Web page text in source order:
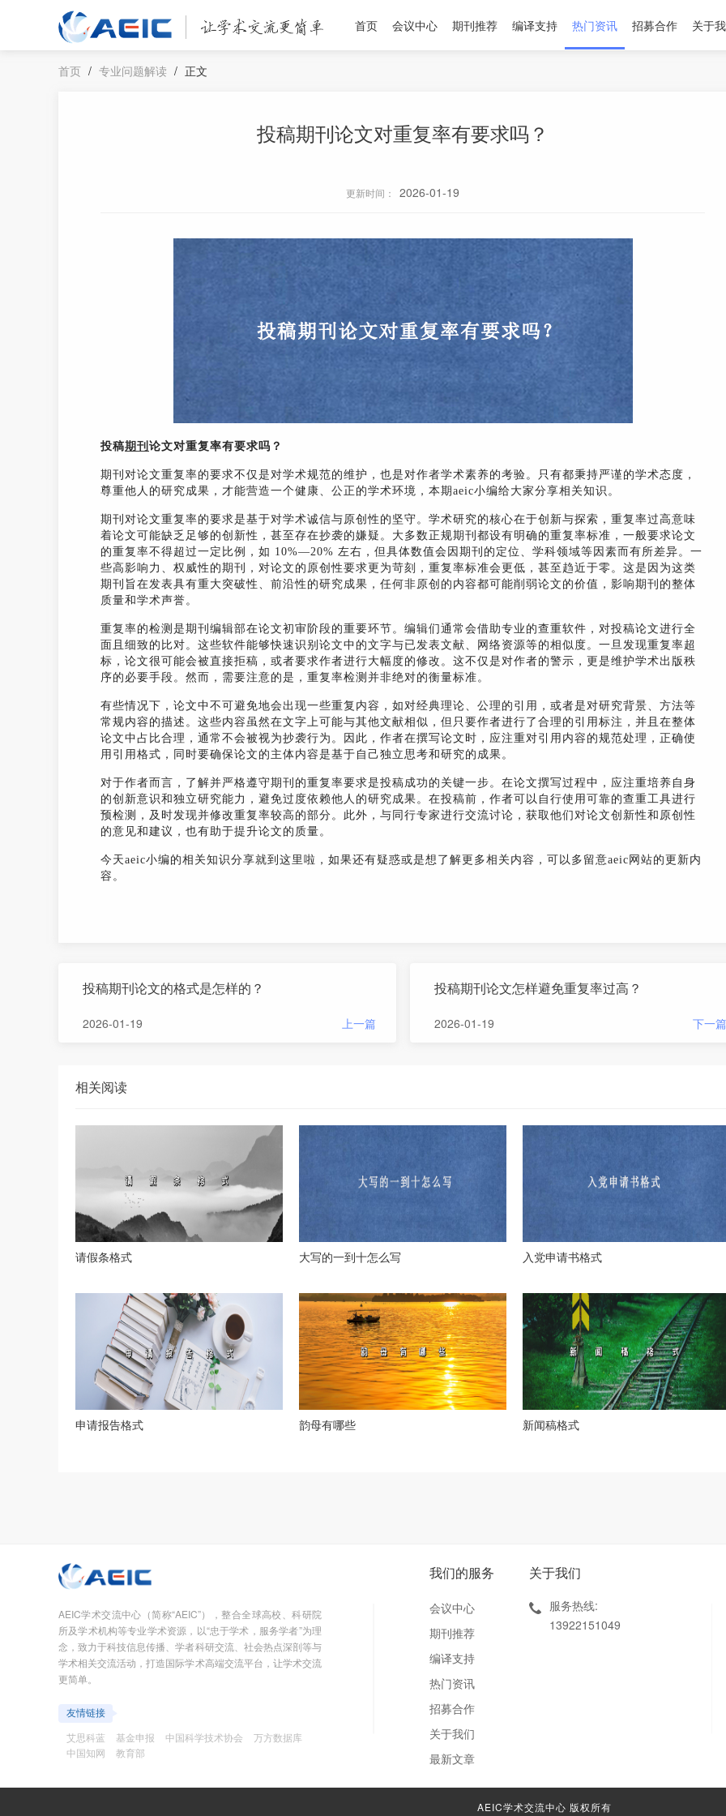
首页 会议中心 期刊推荐 编译支持 热门资讯 招募合作 关于
首页 / 专业问题解读 / 正文
投稿期刊论文对重复率有要求吗？
更新时间： 2026-01-19
投稿期刊 论文对重复率有要求吗？
期刊对论文重复率的要求不仅是对学术规范的维护，也是对作者学术素养的考验。只有都秉持严谨的学术态度，
尊重他人的研究成果，才能营造一个健康、公正的学术环境，本期aeic小编给大家分享相关知识。
期刊对论文重复率的要求是基于对学术诚信与原创性的坚守。学术研究的核心在于创新与探索，重复率过高意味
着论文可能缺乏足够的创新性，甚至存在抄袭的嫌疑。大多数正规期刊都设有明确的重复率标准，一般要求论文
的重复率不得超过一定比例，如 10%—20% 左右，但具体数值会因期刊的定位、学科领域等因素而有所差异。一
些高影响力、权威性的期刊，对论文的原创性要求更为苛刻，重复率标准会更低，甚至趋近于零。这是因为这类
期刊旨在发表具有重大突破性、前沿性的研究成果，任何非原创的内容都可能削弱论文的价值，影响期刊的整体
质量和学术声誉。
重复率的检测是期刊编辑部在论文初审阶段的重要环节。编辑们通常会借助专业的查重软件，对投稿论文进行全
面且细致的比对。这些软件能够快速识别论文中的文字与已发表文献、网络资源等的相似度。一旦发现重复率超
标，论文很可能会被直接拒稿，或者要求作者进行大幅度的修改。这不仅是对作者的警示，更是维护学术出版秩
序的必要手段。然而，需要注意的是，重复率检测并非绝对的衡量标准。
有些情况下，论文中不可避免地会出现一些重复内容，如对经典理论、公理的引用，或者是对研究背景、方法等
常规内容的描述。这些内容虽然在文字上可能与其他文献相似，但只要作者进行了合理的引用标注，并且在整体
论文中占比合理，通常不会被视为抄袭行为。因此，作者在撰写论文时，应注重对引用内容的规范处理，正确使
用引用格式，同时要确保论文的主体内容是基于自己独立思考和研究的成果。
对于作者而言，了解并严格遵守期刊的重复率要求是投稿成功的关键一步。在论文撰写过程中，应注重培养自身
的创新意识和独立研究能力，避免过度依赖他人的研究成果。在投稿前，作者可以自行使用可靠的查重工具进行
预检测，及时发现并修改重复率较高的部分。此外，与同行专家进行交流讨论，获取他们对论文创新性和原创性
的意见和建议，也有助于提升论文的质量。
今天aeic小编的相关知识分享就到这里啦，如果还有疑惑或是想了解更多相关内容，可以多留意aeic网站的更新内
容。
投稿期刊论文的格式是怎样的？
2026-01-19 上一篇
投稿期刊论文怎样避免重复率过高？
2026-01-19 下一篇
相关阅读
请假条格式 大写的一到十怎么写 入党申请书格式
申请报告格式 韵母有哪些 新闻稿格式
AEIC学术交流中心（简称“AEIC”），整合全球高校、科研院
所及学术机构等专业学术资源，以“忠于学术，服务学者”为理
念，致力于科技信息传播、学者科研交流、社会热点深剖等与
学术相关交流活动，打造国际学术高端交流平台，让学术交流
更简单。
友情链接
艾思科蓝
基金申报 中国科学技术协会
万方数据库
中国知网
教育部
我们的服务
会议中心
期刊推荐
编译支持
热门资讯
招募合作
关于我们
最新文章
关于我们
服务热线:
13922151049
AEIC学术交流中心 版权所有